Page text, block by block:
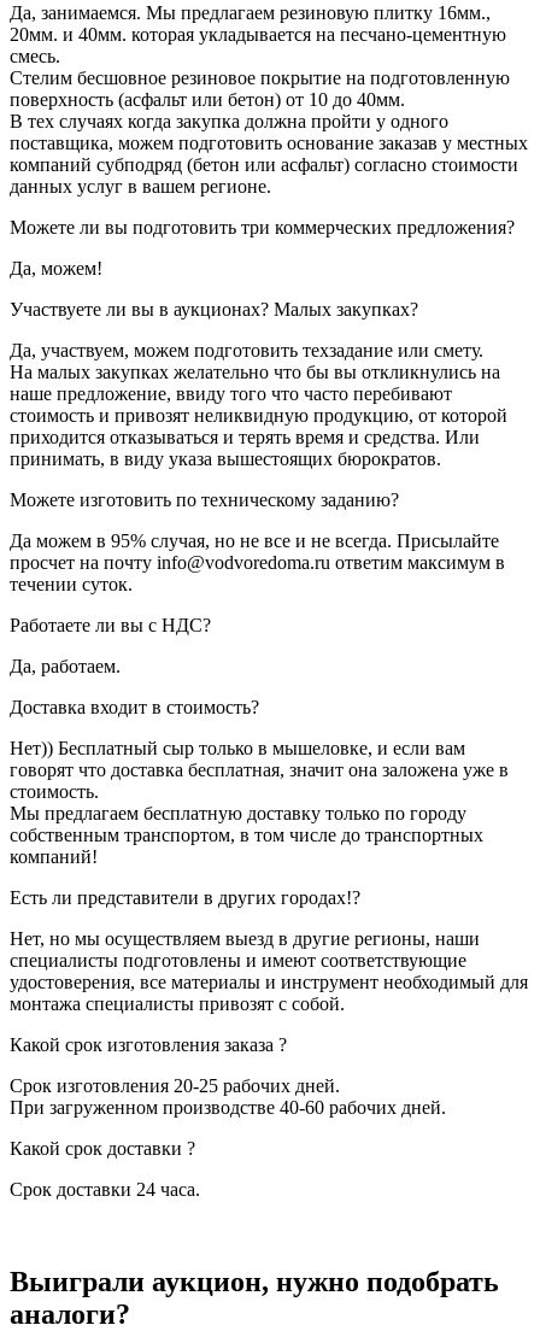
Да, занимаемся. Мы предлагаем резиновую плитку 16мм.,
20мм. и 40мм. которая укладывается на песчано-цементную
смесь.
Стелим бесшовное резиновое покрытие на подготовленную
поверхность (асфальт или бетон) от 10 до 40мм.
В тех случаях когда закупка должна пройти у одного
поставщика, можем подготовить основание заказав у местных
компаний субподряд (бетон или асфальт) согласно стоимости
данных услуг в вашем регионе.
Можете ли вы подготовить три коммерческих предложения?
Да, можем!
Участвуете ли вы в аукционах? Малых закупках?
Да, участвуем, можем подготовить техзадание или смету.
На малых закупках желательно что бы вы откликнулись на
наше предложение, ввиду того что часто перебивают
стоимость и привозят неликвидную продукцию, от которой
приходится отказываться и терять время и средства. Или
принимать, в виду указа вышестоящих бюрократов.
Можете изготовить по техническому заданию?
Да можем в 95% случая, но не все и не всегда. Присылайте
просчет на почту info@vodvoredoma.ru ответим максимум в
течении суток.
Работаете ли вы с НДС?
Да, работаем.
Доставка входит в стоимость?
Нет)) Бесплатный сыр только в мышеловке, и если вам
говорят что доставка бесплатная, значит она заложена уже в
стоимость.
Мы предлагаем бесплатную доставку только по городу
собственным транспортом, в том числе до транспортных
компаний!
Есть ли представители в других городах!?
Нет, но мы осуществляем выезд в другие регионы, наши
специалисты подготовлены и имеют соответствующие
удостоверения, все материалы и инструмент необходимый для
монтажа специалисты привозят с собой.
Какой срок изготовления заказа ?
Срок изготовления 20-25 рабочих дней.
При загруженном производстве 40-60 рабочих дней.
Какой срок доставки ?
Срок доставки 24 часа.
Выиграли аукцион, нужно подобрать
аналоги?